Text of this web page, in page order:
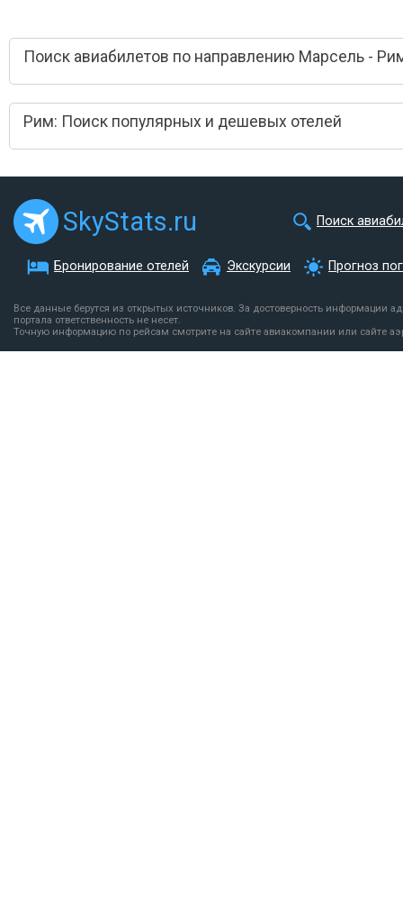
Поиск авиабилетов по направлению Марсель -
Рим: Поиск популярных и дешевых отелей
SkyStats.ru Поиск
Бронирование отелей Экскурсии Прогноз
Все данные берутся из открытых источников. За достоверность информации
портала ответственность не несет.
Точную информацию по рейсам смотрите на сайте авиакомпании или сайте